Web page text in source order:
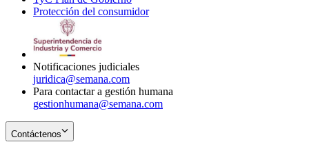
window
newin
Protección del consumidorOpens
Notificaciones judiciales
juridica@semana.com
Para contactar a gestión humana
gestionhumana@semana.com
Contáctenos